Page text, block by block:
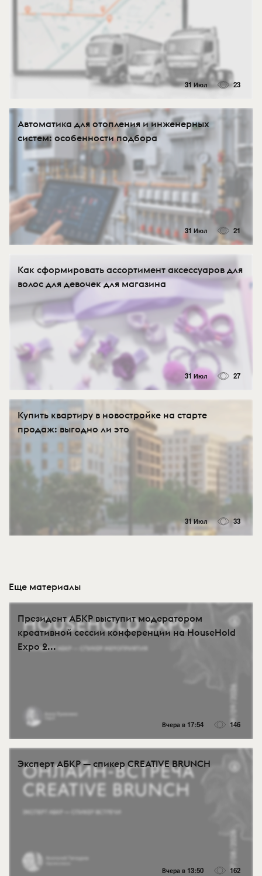
31 Июл 23
Автоматика для отопления и инженерных
систем: особенности подбора
31 Июл 21
Как сформировать ассортимент аксессуаров для
волос для девочек для магазина
31 Июл 27
Купить квартиру в новостройке на старте
продаж: выгодно ли это
31 Июл 33
Еще материалы
Президент АБКР выступит модератором
креативной сессии конференции на HouseHold
Expo 2...
Вчера в 17:54 146
Эксперт АБКР — спикер CREATIVE BRUNCH
Вчера в 13:50 162